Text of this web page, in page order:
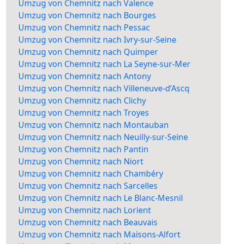
Umzug von Chemnitz nach Valence
Umzug von Chemnitz nach Bourges
Umzug von Chemnitz nach Pessac
Umzug von Chemnitz nach Ivry-sur-Seine
Umzug von Chemnitz nach Quimper
Umzug von Chemnitz nach La Seyne-sur-Mer
Umzug von Chemnitz nach Antony
Umzug von Chemnitz nach Villeneuve-d’Ascq
Umzug von Chemnitz nach Clichy
Umzug von Chemnitz nach Troyes
Umzug von Chemnitz nach Montauban
Umzug von Chemnitz nach Neuilly-sur-Seine
Umzug von Chemnitz nach Pantin
Umzug von Chemnitz nach Niort
Umzug von Chemnitz nach Chambéry
Umzug von Chemnitz nach Sarcelles
Umzug von Chemnitz nach Le Blanc-Mesnil
Umzug von Chemnitz nach Lorient
Umzug von Chemnitz nach Beauvais
Umzug von Chemnitz nach Maisons-Alfort